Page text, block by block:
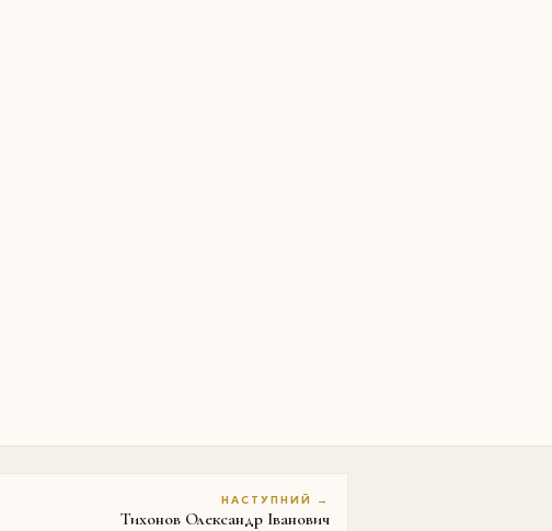
НАСТУПНИЙ →
Тихонов Олександр Iванович